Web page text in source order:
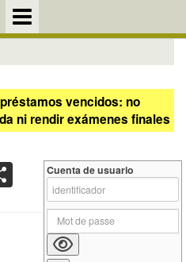
vencidos: no
ni rendir exámenes finales
Cuenta de usuario